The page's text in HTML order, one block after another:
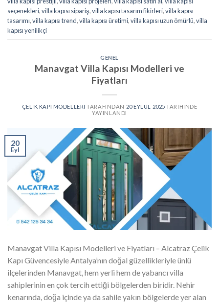
seçenekleri,villa kapısı sipariş,villa kapısı tasarım fikirleri,villa kapısı
tasarımı,villa kapısı trend,villa kapısı üretimi,villa kapısı uzun ömürlü,villa
kapısı yenilikçi
GENEL
Manavgat Villa Kapısı Modelleri ve
Fiyatları
ÇELIK KAPI MODELLERI TARAFINDAN 20 EYLÜL 2025 TARIHINDE
YAYINLANDI
20
Eyl
Manavgat Villa Kapısı Modelleri ve Fiyatları – Alcatraz Çelik
Kapı Güvencesiyle Antalya’nın doğal güzellikleriyle ünlü
ilçelerinden Manavgat, hem yerli hem de yabancı villa
sahiplerinin en çok tercih ettiği bölgelerden biridir. Nehir
kenarında, doğa içinde ya da sahile yakın bölgelerde yer alan